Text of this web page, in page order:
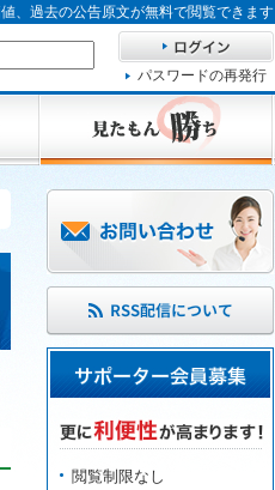
、過去の公告原文が無料で閲覧できます
パスワードの再発行
閲覧制限なし